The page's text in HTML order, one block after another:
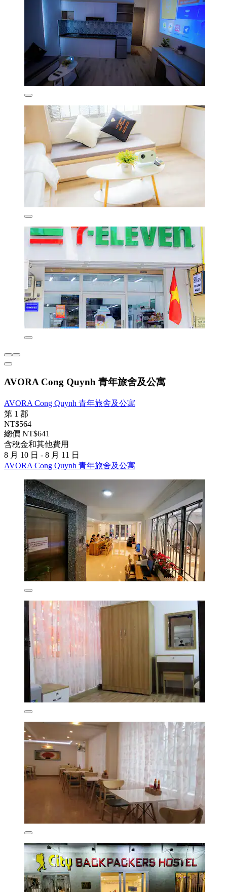
AVORA Cong Quynh 青年旅舍及公寓
AVORA Cong Quynh 青年旅舍及公寓
第 1 郡
NT$564
總價 NT$641
含稅金和其他費用
8 月 10 日 - 8 月 11 日
AVORA Cong Quynh 青年旅舍及公寓